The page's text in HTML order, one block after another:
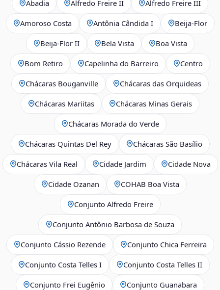
Abadia Alfredo Freire II Alfredo Freire III
Amoroso Costa Antônia Cândida I Beija‑Flor
Beija‑Flor II Bela Vista Boa Vista
Bom Retiro Capelinha do Barreiro Centro
Chácaras Bouganville Chácaras das Orquideas
Chácaras Mariitas Chácaras Minas Gerais
Chácaras Morada do Verde
Chácaras Quintas Del Rey Chácaras São Basílio
Chácaras Vila Real Cidade Jardim Cidade Nova
Cidade Ozanan COHAB Boa Vista
Conjunto Alfredo Freire
Conjunto Antônio Barbosa de Souza
Conjunto Cássio Rezende Conjunto Chica Ferreira
Conjunto Costa Telles I Conjunto Costa Telles II
Conjunto Frei Eugênio Conjunto Guanabara